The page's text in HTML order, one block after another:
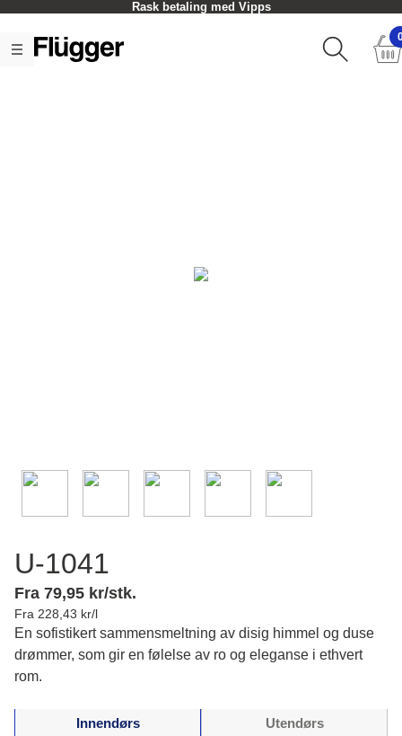
Rask betaling med Vipps
U-1041
Fra 79,95 kr/stk.
Fra 228,43 kr/l
En sofistikert sammensmeltning av disig himmel og duse
drømmer, som gir en følelse av ro og eleganse i ethvert
rom.
Innendørs Utendørs